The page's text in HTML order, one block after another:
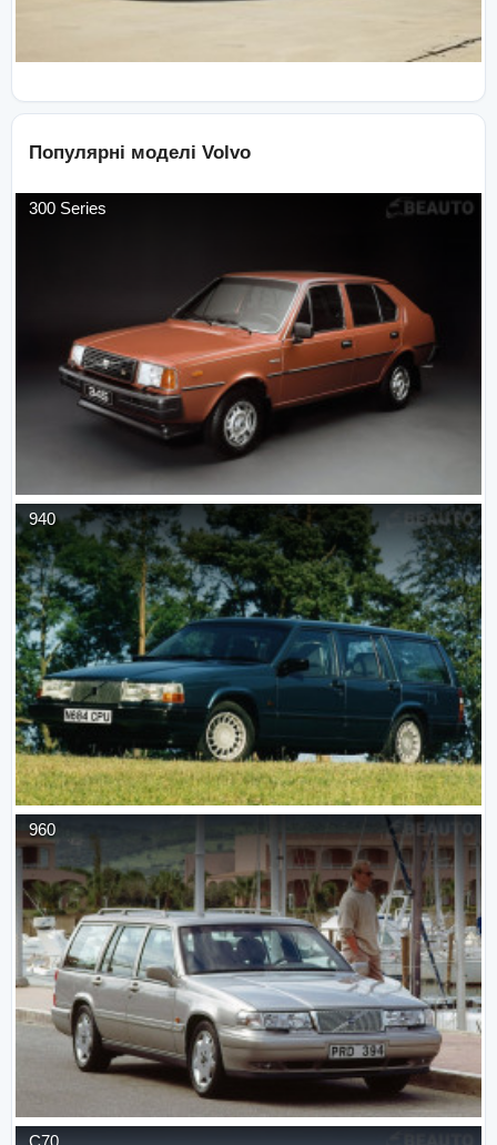
Популярні моделі Volvo
300 Series
940
960
C70